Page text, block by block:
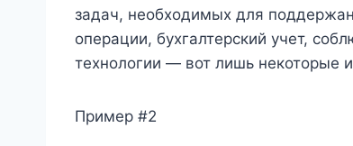
задач, необходимых для
операции, бухгалтерский учет,
технологии — вот лишь некоторые
Пример #2